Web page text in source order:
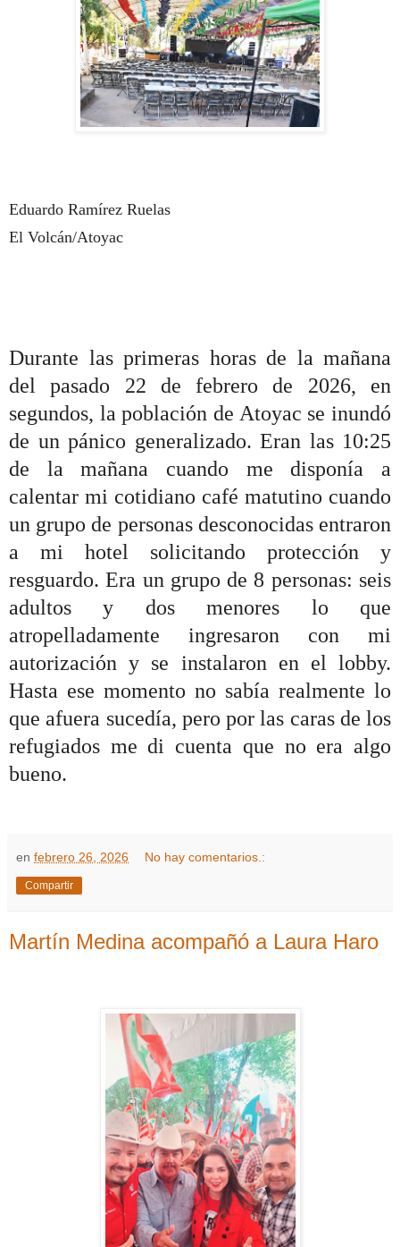
Eduardo Ramírez Ruelas
El Volcán/Atoyac
Durante las primeras horas de la mañana
del pasado 22 de febrero de 2026, en
segundos, la población de Atoyac se inundó
de un pánico generalizado. Eran las 10:25
de la mañana cuando me disponía a
calentar mi cotidiano café matutino cuando
un grupo de personas desconocidas entraron
a mi hotel solicitando protección y
resguardo. Era un grupo de 8 personas: seis
adultos y dos menores lo que
atropelladamente ingresaron con mi
autorización y se instalaron en el lobby.
Hasta ese momento no sabía realmente lo
que afuera sucedía, pero por las caras de los
refugiados me di cuenta que no era algo
bueno.
en febrero 26, 2026 No hay comentarios.:
Compartir
Martín Medina acompañó a Laura Haro